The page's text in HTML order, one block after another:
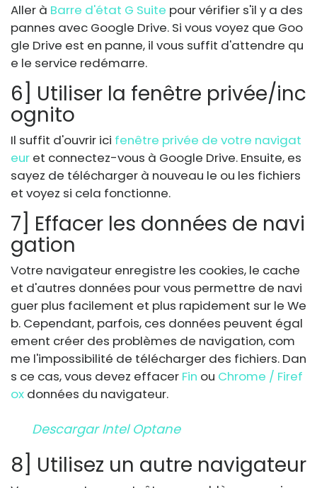
Aller à Barre d'état G Suite pour vérifier s'il y a des
pannes avec Google Drive. Si vous voyez que Goo
gle Drive est en panne, il vous suffit d'attendre qu
e le service redémarre.
6] Utiliser la fenêtre privée/inc
ognito
Il suffit d'ouvrir ici fenêtre privée de votre navigat
eur et connectez-vous à Google Drive. Ensuite, es
sayez de télécharger à nouveau le ou les fichiers
et voyez si cela fonctionne.
7] Effacer les données de navi
gation
Votre navigateur enregistre les cookies, le cache
et d'autres données pour vous permettre de navi
guer plus facilement et plus rapidement sur le We
b. Cependant, parfois, ces données peuvent égal
ement créer des problèmes de navigation, com
me l'impossibilité de télécharger des fichiers. Dan
s ce cas, vous devez effacer Fin ou Chrome / Firef
ox données du navigateur.
Descargar Intel Optane
8] Utilisez un autre navigateur